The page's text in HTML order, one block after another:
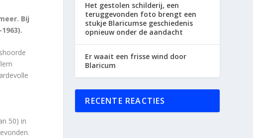
Bij
50) in
Het gestolen schilderij, een
teruggevonden foto brengt een
stukje Blaricumse geschiedenis
opnieuw onder de aandacht
Er waait een frisse wind door
Blaricum
RECENTE REACTIES